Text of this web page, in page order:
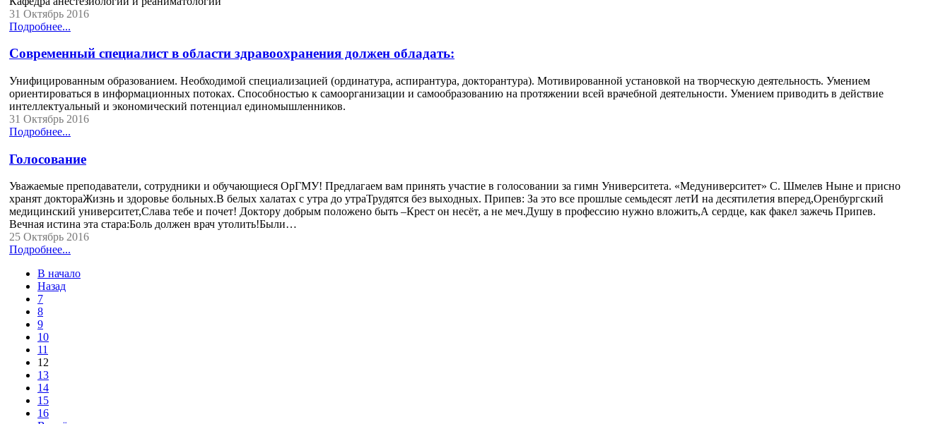
31 Октябрь 2016
Подробнее...
Современный специалист в области здравоохранения должен обладать:
Унифицированным образованием. Необходимой специализацией (ординатура, аспирантура, докторантура). Мотивированной установкой на творческую деятельность. Умением
ориентироваться в информационных потоках. Способностью к самоорганизации и самообразованию на протяжении всей врачебной деятельности. Умением приводить в действие
интеллектуальный и экономический потенциал единомышленников.
31 Октябрь 2016
Подробнее...
Голосование
Уважаемые преподаватели, сотрудники и обучающиеся ОрГМУ! Предлагаем вам принять участие в голосовании за гимн Университета. «Медуниверситет» С. Шмелев Ныне и присно
хранят доктораЖизнь и здоровье больных.В белых халатах с утра до утраТрудятся без выходных. Припев: За это все прошлые семьдесят летИ на десятилетия вперед,Оренбургский
медицинский университет,Слава тебе и почет! Доктору добрым положено быть –Крест он несёт, а не меч.Душу в профессию нужно вложить,А сердце, как факел зажечь Припев.
Вечная истина эта стара:Боль должен врач утолить!Были…
25 Октябрь 2016
Подробнее...
В начало
Назад
7
8
9
10
11
12
13
14
15
16